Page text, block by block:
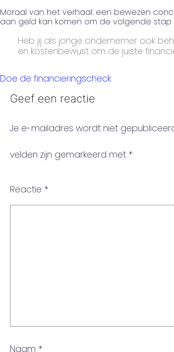
Moraal van het verhaal: een bewezen
aan geld kan komen om de volgende stap
Heb jij als jonge ondernemer ook
en kostenbewust om de juiste
Doe de financieringscheck
Geef een reactie
Je e-mailadres wordt niet
velden zijn gemarkeerd met *
Reactie *
Naam *